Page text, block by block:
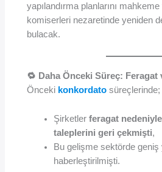
yapılandırma planlarını
komiserleri nezaretinde yeniden
bulacak.
🔁 Daha Önceki Süreç: Feragat
Önceki konkordatosüreçlerinde;
Şirketlerferagat
taleplerini geri çekmişti,
Bu gelişme sektörde geniş
haberleştirilmişti.